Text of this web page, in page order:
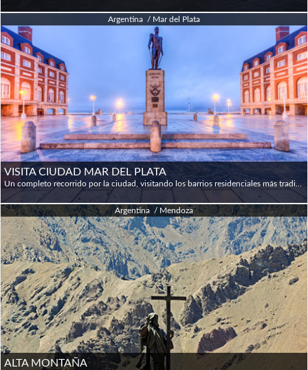
Argentina / Mar del Plata
VISITA CIUDAD MAR DEL PLATA
Un completo recorrido por la ciudad, visitando los barrios residenciales más tradicionales y de propietarios famosos, cuyas características son las típicas piedras usadas en el revestimiento, la abundancia de madera y tejas rojas, jardines repetidamente premiados por sus diseños y belleza. Recorreremos el centro de la ciudad pasando por la Torre del Agua, el Centro Comercial Alem, Centro Comercial Güemes, Centro Comercial del Puerto y la Gruta de Lourdes, dársena de pescadores y podremos apreciar la magnífica colonia de lobos marinos saltando de barco en barco. Continuamos el recorrido bordeando la magnífica costa de esta ciudad, lo que nos permitirá ver las canchas de golf, Parque San Martín, Cabo corrientes (punto continental más avanzado sobre el océano Atlántico), playas céntricas y el Casino Central. Más adelante, ya veremos la zona de La Perla con los monumentos a la poetisa Alfonsina Storni y los épicos Don Quijote y Sancho Panza. Para finalizar, recorreremos la zona céntrica donde se destaca la Municipalidad, la Catedral y la Plaza San Martín donde se rememora al Padre de la Patria con un monumento que lo recuerda en su vejez.
Argentina / Mendoza
ALTA MONTAÑA